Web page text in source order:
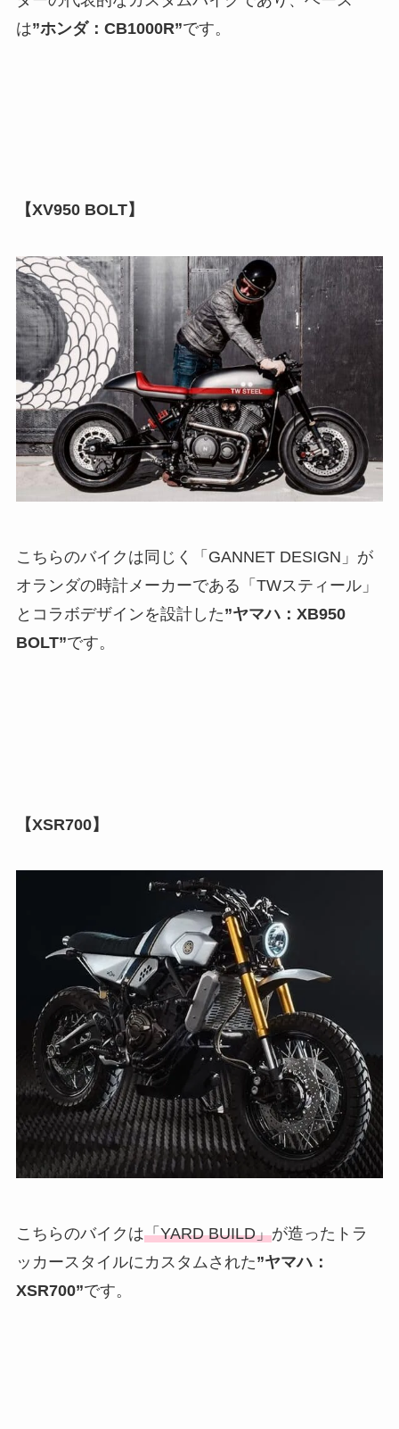
は”ホンダ：CB1000R”です。
【XV950 BOLT】
こちらのバイクは同じく「GANNET DESIGN」が
オランダの時計メーカーである「TWスティール」
とコラボデザインを設計した”ヤマハ：XB950
BOLT”です。
【XSR700】
こちらのバイクは「YARD BUILD」が造ったトラ
ッカースタイルにカスタムされた”ヤマハ：
XSR700”です。